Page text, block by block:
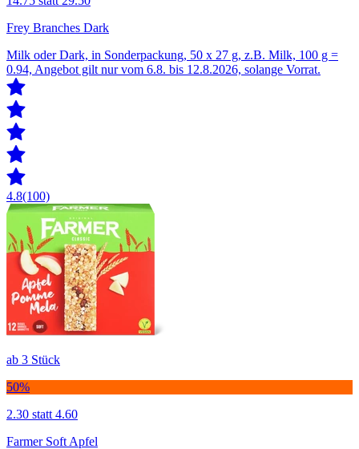
Frey Branches Dark
Milk oder Dark, in Sonderpackung, 50 x 27 g, z.B. Milk, 100 g =
0.94, Angebot gilt nur vom 6.8. bis 12.8.2026, solange Vorrat.
4.8(100)
ab 3 Stück
50%
2.30 statt 4.60
Farmer Soft Apfel